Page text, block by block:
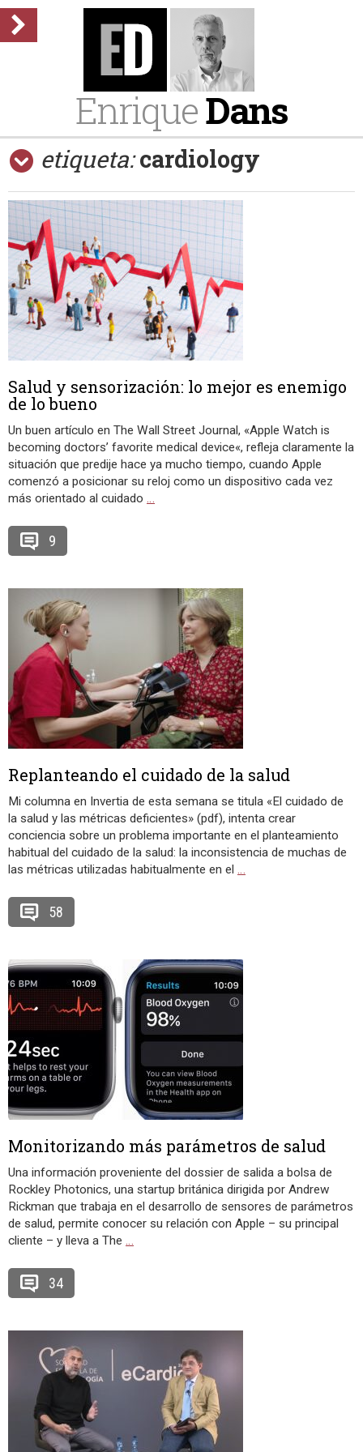
EnriqueDans
etiqueta: cardiology
Salud y sensorización: lo mejor es enemigo
de lo bueno
Un buen artículo en The Wall Street Journal, «Apple Watch is
becoming doctors’ favorite medical device«, refleja claramente la
situación que predije hace ya mucho tiempo, cuando Apple
comenzó a posicionar su reloj como un dispositivo cada vez
más orientado al cuidado …
9
Replanteando el cuidado de la salud
Mi columna en Invertia de esta semana se titula «El cuidado de
la salud y las métricas deficientes» (pdf), intenta crear
conciencia sobre un problema importante en el planteamiento
habitual del cuidado de la salud: la inconsistencia de muchas de
las métricas utilizadas habitualmente en el …
58
Monitorizando más parámetros de salud
Una información proveniente del dossier de salida a bolsa de
Rockley Photonics, una startup británica dirigida por Andrew
Rickman que trabaja en el desarrollo de sensores de parámetros
de salud, permite conocer su relación con Apple – su principal
cliente – y lleva a The …
34